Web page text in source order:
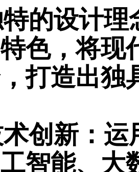
的设计理
色，将现
打造出独
创新：运
智能、大